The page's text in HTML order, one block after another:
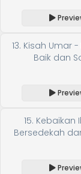
13. Kisah Umar
Baik dan
15. Kebaikan
Bersedekah